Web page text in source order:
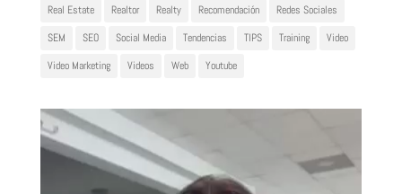
Real Estate
Realtor Realty Recomendación
Redes Sociales
SEM
SEO Social Media Tendencias TIPS Training
Video
Video Marketing
Videos Web Youtube
Reproductor
de
vídeo